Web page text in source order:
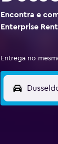
Encontra e
Enterprise
Entrega no